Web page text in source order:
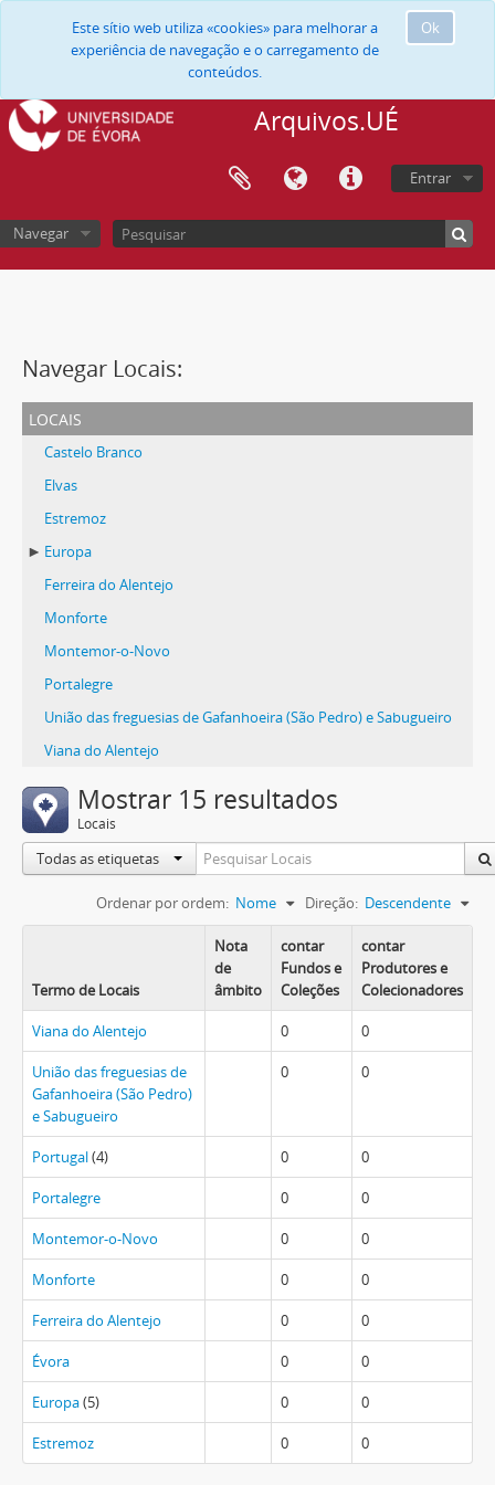
Ok
Este sítio web utiliza «cookies» para melhorar a
experiência de navegação e o carregamento de
conteúdos.
Arquivos.UÉ
Entrar
Navegar
Navegar Locais:
locais
Castelo Branco
Elvas
Estremoz
Europa
Ferreira do Alentejo
Monforte
Montemor-o-Novo
Portalegre
União das freguesias de Gafanhoeira (São Pedro) e Sabugueiro
Viana do Alentejo
Mostrar 15 resultados
Locais
Todas as etiquetas
Ordenar por ordem: Nome Direção: Descendente
Termo de Locais
Nota
de
âmbito
contar
Fundos e
Coleções
contar
Produtores e
Colecionadores
Viana do Alentejo 0 0
União das freguesias de
Gafanhoeira (São Pedro)
e Sabugueiro
0 0
Portugal(4) 0 0
Portalegre 0 0
Montemor-o-Novo 0 0
Monforte 0 0
Ferreira do Alentejo 0 0
Évora 0 0
Europa(5) 0 0
Estremoz 0 0